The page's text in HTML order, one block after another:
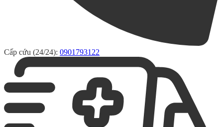
Cấp cứu (24/24): 0901793122